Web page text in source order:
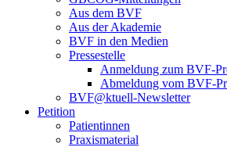
Aus dem BVF
Aus der Akademie
BVF in den Medien
Pressestelle
Anmeldung zum BVF-
Abmeldung vom BVF-
BVF@ktuell-Newsletter
Petition
Patientinnen
Praxismaterial